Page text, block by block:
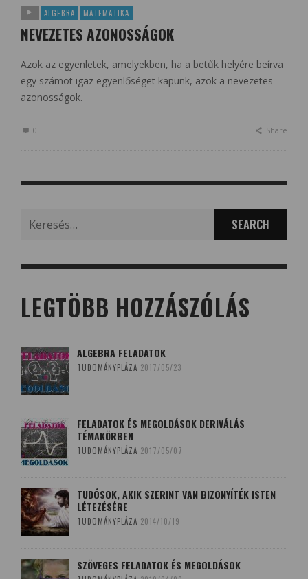
ALGEBRA MATEMATIKA
NEVEZETES AZONOSSÁGOK
Azok az egyenletek, amelyekben, ha a betűk helyére beírva
egy számot igaz egyenlőséget kapunk, azok a nevezetes
azonosságok.
0 Share
LEGTÖBB HOZZÁSZÓLÁS
ALGEBRA FELADATOK
TUDOMÁNYPLÁZA 2017/05/23
FELADATOK ÉS MEGOLDÁSOK DERIVÁLÁS
TÉMAKÖRBEN
TUDOMÁNYPLÁZA 2017/05/07
TUDÓSOK, AKIK SZERINT VAN BIZONYÍTÉK ISTEN
LÉTEZÉSÉRE
TUDOMÁNYPLÁZA 2014/10/19
SZÖVEGES FELADATOK ÉS MEGOLDÁSOK